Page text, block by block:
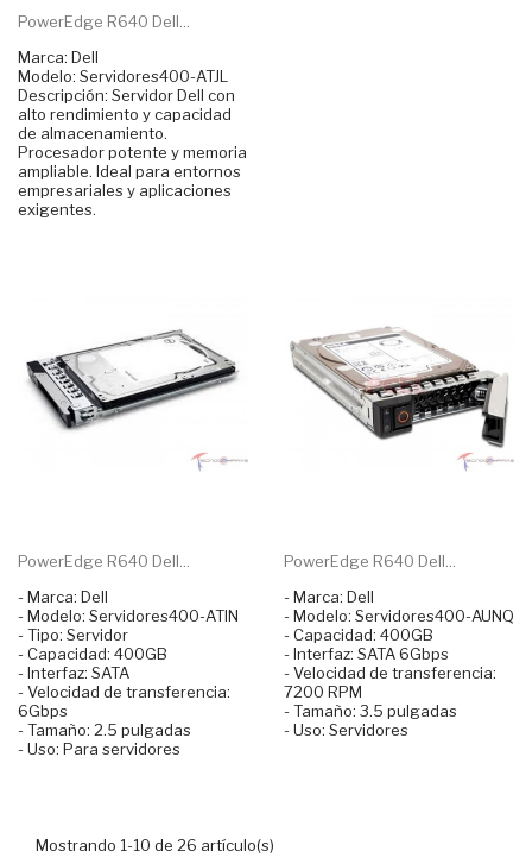
PowerEdge R640 Dell...
Marca: Dell
Modelo: Servidores400-ATJL
Descripción: Servidor Dell con
alto rendimiento y capacidad
de almacenamiento.
Procesador potente y memoria
ampliable. Ideal para entornos
empresariales y aplicaciones
exigentes.
PowerEdge R640 Dell...
- Marca: Dell
- Modelo: Servidores400-ATIN
- Tipo: Servidor
- Capacidad: 400GB
- Interfaz: SATA
- Velocidad de transferencia:
6Gbps
- Tamaño: 2.5 pulgadas
- Uso: Para servidores
PowerEdge R640 Dell...
- Marca: Dell
- Modelo: Servidores400-AUNQ
- Capacidad: 400GB
- Interfaz: SATA 6Gbps
- Velocidad de transferencia:
7200 RPM
- Tamaño: 3.5 pulgadas
- Uso: Servidores
Mostrando 1-10 de 26 artículo(s)